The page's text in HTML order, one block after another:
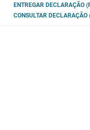
ENTREGAR DECLARAÇÃO
CONSULTAR